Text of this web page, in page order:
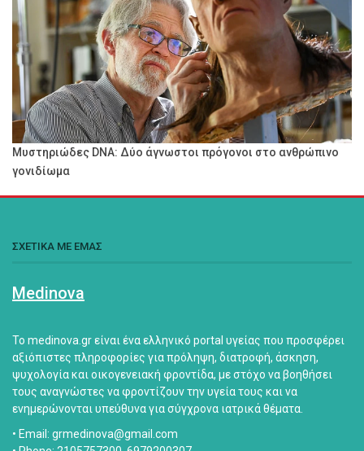
Μυστηριώδες DNA: Δύο άγνωστοι πρόγονοι στο ανθρώπινο
γονιδίωμα
ΣΧΕΤΙΚΑ ΜΕ ΕΜΑΣ
Medinova
Το medinova.gr είναι ένα ελληνικό portal υγείας που προσφέρει
αξιόπιστες πληροφορίες για πρόληψη, διατροφή, άσκηση,
ψυχολογία και οικογενειακή φροντίδα, με στόχο να βοηθήσει
τους αναγνώστες να φροντίζουν την υγεία τους και να
ενημερώνονται υπεύθυνα για σύγχρονα ιατρικά θέματα.
• Email: grmedinova@gmail.com